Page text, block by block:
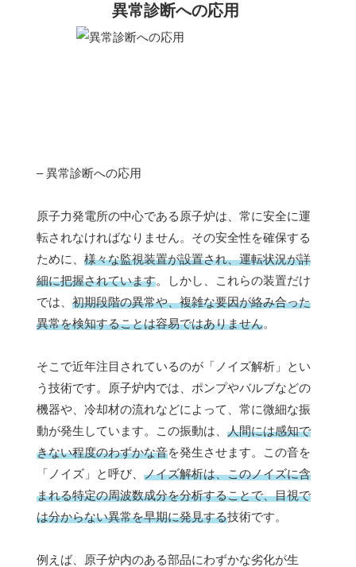
異常診断への応用
– 異常診断への応用
原子力発電所の中心である原子炉は、常に安全に運
転されなければなりません。その安全性を確保する
ために、 様々な監視装置が設置され、運転状況が詳
細に把握されています。しかし、これらの装置だけ
では、 初期段階の異常や、複雑な要因が絡み合った
異常を検知することは容易ではありません。
そこで近年注目されているのが「ノイズ解析」とい
う技術です。原子炉内では、ポンプやバルブなどの
機器や、冷却材の流れなどによって、常に微細な振
動が発生しています。この振動は、 人間には感知で
きない程度のわずかな音を発生させます。この音を
「ノイズ」と呼び、 ノイズ解析は、このノイズに含
まれる特定の周波数成分を分析することで、目視で
は分からない異常を早期に発見する技術です。
例えば、原子炉内のある部品にわずかな劣化が生